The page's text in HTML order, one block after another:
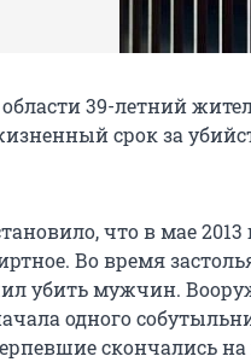
39-летний
срок за
что в мае
Во время
убить мужчин.
одного
скончались